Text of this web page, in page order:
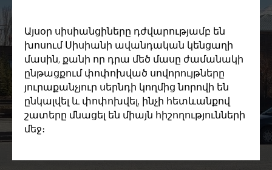
Այսօր սիսիանցիները դժվարությամբ են
խոսում Սիսիանի ավանդական կենցաղի
մասին, քանի որ դրա մեծ մասը ժամանակի
ընթացքում փոփոխված սովորույթները
յուրաքանչյուր սերնդի կողմից նորովի են
ընկալվել և փոփոխվել, ինչի հետևանքով
շատերը մնացել են միայն հիշողությունների
մեջ։